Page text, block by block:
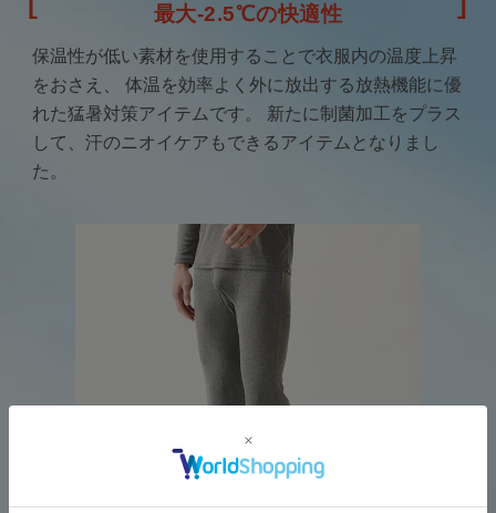
最大-2.5℃の快適性
保温性が低い素材を使用することで衣服内の温度上昇
をおさえ、
体温を効率よく外に放出する放熱機能に優
れた猛暑対策アイテムです。
新たに制菌加工をプラス
して、汗のニオイケアもできるアイテムとなりまし
た。